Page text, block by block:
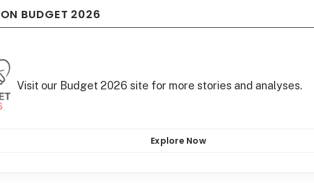
BUDGET 2026
Visit our Budget 2026 site for more stories and analyses.
Explore Now